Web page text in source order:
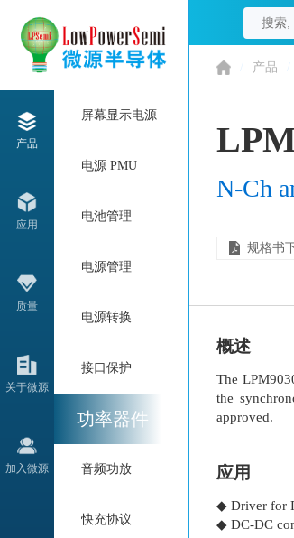
产品
应用
质量
关于微源
加入微源
屏幕显示电源
电源 PMU
电池管理
电源管理
电源转换
接口保护
功率器件
音频功放
快充协议
产品
N-Ch
规格书
概述
The
the
approved.
应用
◆ Driver for
◆ DC-DC